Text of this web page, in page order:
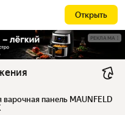
Открыть
РЕКЛАМА
варочная панель MAUNFELD